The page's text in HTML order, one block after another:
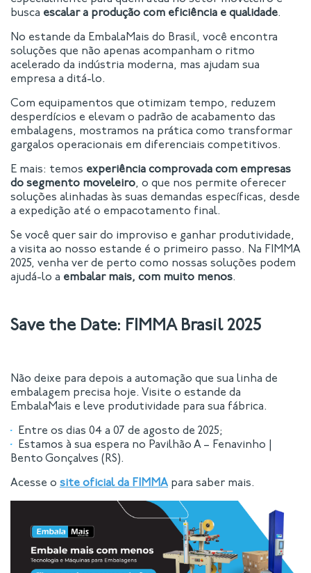
busca escalar a produção com eficiência e qualidade.
No estande da EmbalaMais do Brasil, você encontra
soluções que não apenas acompanham o ritmo
acelerado da indústria moderna, mas ajudam sua
empresa a ditá-lo.
Com equipamentos que otimizam tempo, reduzem
desperdícios e elevam o padrão de acabamento das
embalagens, mostramos na prática como transformar
gargalos operacionais em diferenciais competitivos.
E mais: temos experiência comprovada com empresas
do segmento moveleiro, o que nos permite oferecer
soluções alinhadas às suas demandas específicas, desde
a expedição até o empacotamento final.
Se você quer sair do improviso e ganhar produtividade,
a visita ao nosso estande é o primeiro passo. Na FIMMA
2025, venha ver de perto como nossas soluções podem
ajudá-lo a embalar mais, com muito menos.
Save the Date: FIMMA Brasil 2025
Não deixe para depois a automação que sua linha de
embalagem precisa hoje. Visite o estande da
EmbalaMais e leve produtividade para sua fábrica.
Entre os dias 04 a 07 de agosto de 2025;
Estamos à sua espera no Pavilhão A – Fenavinho |
Bento Gonçalves (RS).
Acesse o site oficial da FIMMA para saber mais.